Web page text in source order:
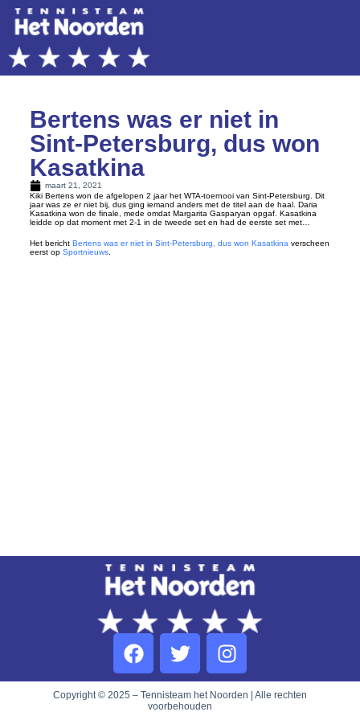
Bertens was er niet in
Sint-Petersburg, dus won
Kasatkina
maart 21, 2021
Kiki Bertens won de afgelopen 2 jaar het WTA-toernooi van Sint-Petersburg. Dit
jaar was ze er niet bij, dus ging iemand anders met de titel aan de haal. Daria
Kasatkina won de finale, mede omdat Margarita Gasparyan opgaf. Kasatkina
leidde op dat moment met 2-1 in de tweede set en had de eerste set met…
Het bericht Bertens was er niet in Sint-Petersburg, dus won Kasatkina verscheen
eerst op Sportnieuws.
Copyright © 2025 – Tennisteam het Noorden | Alle rechten
voorbehouden